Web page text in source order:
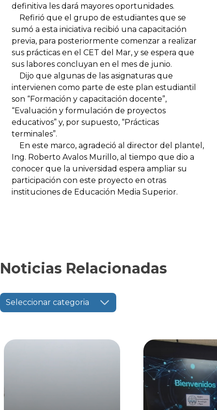
definitiva les dará mayores oportunidades.
Refirió que el grupo de estudiantes que se
sumó a esta iniciativa recibió una capacitación
previa, para posteriormente comenzar a realizar
sus prácticas en el CET del Mar, y se espera que
sus labores concluyan en el mes de junio.
Dijo que algunas de las asignaturas que
intervienen como parte de este plan estudiantil
son “Formación y capacitación docente”,
“Evaluación y formulación de proyectos
educativos” y, por supuesto, “Prácticas
terminales”.
En este marco, agradeció al director del plantel,
Ing. Roberto Avalos Murillo, al tiempo que dio a
conocer que la universidad espera ampliar su
participación con este proyecto en otras
instituciones de Educación Media Superior.
Noticias Relacionadas
Seleccionar categoria